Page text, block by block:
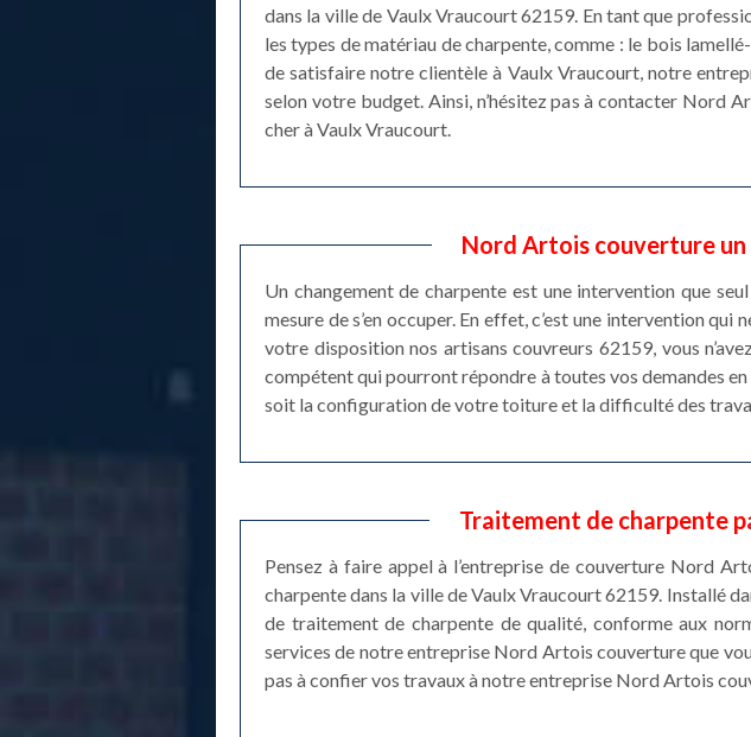
dans la ville de Vaulx Vraucourt 62159. En tant que
les types de matériau de charpente, comme : le bois
de satisfaire notre clientèle à Vaulx Vraucourt, notre
selon votre budget. Ainsi, n’hésitez pas à contacter Nord
cher à Vaulx Vraucourt.
Nord Artois couverture
Un changement de charpente est une intervention que
mesure de s’en occuper. En effet, c’est une intervention
votre disposition nos artisans couvreurs 62159, vous
compétent qui pourront répondre à toutes vos demandes
soit la configuration de votre toiture et la difficulté des
Traitement de charpente
Pensez à faire appel à l’entreprise de couverture Nord
charpente dans la ville de Vaulx Vraucourt 62159. Installé
de traitement de charpente de qualité, conforme aux
services de notre entreprise Nord Artois couverture que
pas à confier vos travaux à notre entreprise Nord Artois